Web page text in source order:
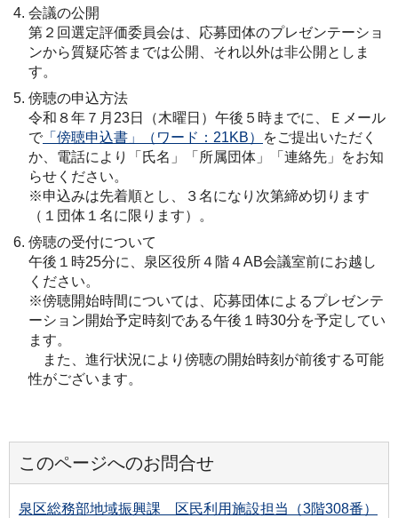
会議の公開
第２回選定評価委員会は、応募団体のプレゼンテーショ
ンから質疑応答までは公開、それ以外は非公開としま
す。
傍聴の申込方法
令和８年７月23日（木曜日）午後５時までに、Ｅメール
で 「傍聴申込書」（ワード：21KB）
をご提出いただく
か、電話により「氏名」「所属団体」「連絡先」をお知
らせください。
※申込みは先着順とし、３名になり次第締め切ります
（１団体１名に限ります）。
傍聴の受付について
午後１時25分に、泉区役所４階４AB会議室前にお越し
ください。
※傍聴開始時間については、応募団体によるプレゼンテ
ーション開始予定時刻である午後１時30分を予定してい
ます。
また、進行状況により傍聴の開始時刻が前後する可能
性がございます。
このページへのお問合せ
泉区総務部地域振興課 区民利用施設担当（3階308番）